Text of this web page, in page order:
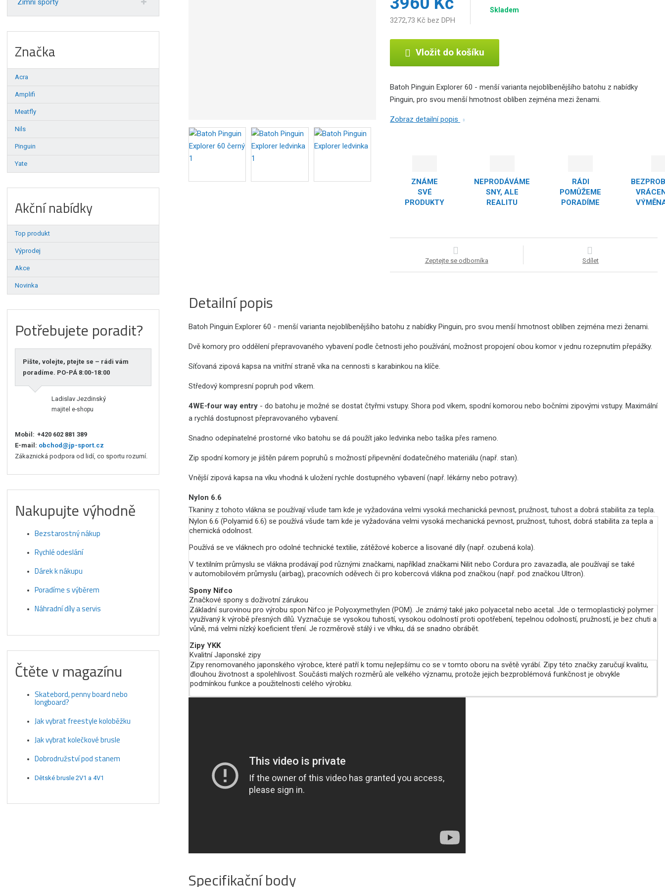
3272,73 Kč bez DPH
Skladem
Vložit do košíku
Batoh Pinguin Explorer 60 - menší varianta nejoblíbenějšího batohu z nabídky
Pinguin, pro svou menší hmotnost oblíben zejména mezi ženami.
Zobraz detailní popis
ZNÁME
SVÉ
PRODUKTY
NEPRODÁVÁME
SNY, ALE
REALITU
RÁDI
POMŮŽEME
PORADÍME
Zeptejte se odborníka Sdílet
Detailní popis
Batoh Pinguin Explorer 60 - menší varianta nejoblíbenějšího batohu z nabídky Pinguin, pro svou menší hmotnost oblíben zejména mezi ženami.
Dvě komory pro oddělení přepravovaného vybavení podle četnosti jeho používání, možnost propojení obou komor v jednu rozepnutím přepážky.
Síťovaná zipová kapsa na vnitřní straně víka na cennosti s karabinkou na klíče.
Středový kompresní popruh pod víkem.
4WE-four way entry - do batohu je možné se dostat čtyřmi vstupy. Shora pod víkem, spodní komorou nebo bočními zipovými vstupy. Maximální
a rychlá dostupnost přepravovaného vybavení.
Snadno odepínatelné prostorné víko batohu se dá použít jako ledvinka nebo taška přes rameno.
Zip spodní komory je jištěn párem popruhů s možností připevnění dodatečného materiálu (např. stan).
Vnější zipová kapsa na víku vhodná k uložení rychle dostupného vybavení (např. lékárny nebo potravy).
Nylon 6.6
Tkaniny z tohoto vlákna se používají všude tam kde je vyžadována velmi vysoká mechanická pevnost, pružnost, tuhost a dobrá stabilita za tepla.
Nylon 6.6 (Polyamid 6.6) se používá všude tam kde je vyžadována velmi vysoká mechanická pevnost, pružnost, tuhost, dobrá stabilita za tepla a
chemická odolnost.
Používá se ve vláknech pro odolné technické textilie, zátěžové koberce a lisované díly (např. ozubená kola).
V textilním průmyslu se vlákna prodávají pod různými značkami, například značkami Nilit nebo Cordura pro zavazadla, ale používají se také
v automobilovém průmyslu (airbag), pracovních oděvech či pro kobercová vlákna pod značkou (např. pod značkou Ultron).
Spony Nifco
Značkové spony s doživotní zárukou
Základní surovinou pro výrobu spon Nifco je Polyoxymethylen (POM). Je známý také jako polyacetal nebo acetal. Jde o termoplastický polymer
využívaný k výrobě přesných dílů. Vyznačuje se vysokou tuhostí, vysokou odolností proti opotřebení, tepelnou odolností, pružností, je bez chuti a
vůně, má velmi nízký koeficient tření. Je rozměrově stálý i ve vlhku, dá se snadno obrábět.
Zipy YKK
Kvalitní Japonské zipy
Zipy renomovaného japonského výrobce, které patří k tomu nejlepšímu co se v tomto oboru na světě vyrábí. Zipy této značky zaručují kvalitu,
dlouhou životnost a spolehlivost. Součásti malých rozměrů ale velkého významu, protože jejich bezproblémová funkčnost je obvykle
podmínkou funkce a použitelnosti celého výrobku.
Specifikační body
Zimní sporty
Značka
Acra
Amplifi
Meatfly
Nils
Pinguin
Yate
Akční nabídky
Top produkt
Výprodej
Akce
Novinka
Potřebujete poradit?
Pište, volejte, ptejte se – rádi vám
poradíme. PO-PÁ 8:00-18:00
Ladislav Jezdinský
majitel e-shopu
Mobil: +420 602 881 389
E-mail: obchod@jp-sport.cz
Zákaznická podpora od lidí, co sportu rozumí.
Nakupujte výhodně
Bezstarostný nákup
Rychlé odeslání
Dárek k nákupu
Poradíme s výběrem
Náhradní díly a servis
Čtěte v magazínu
Skatebord, penny board nebo
longboard?
Jak vybrat freestyle koloběžku
Jak vybrat kolečkové brusle
Dobrodružství pod stanem
Dětské brusle 2V1 a 4V1